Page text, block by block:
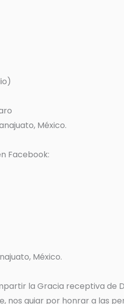
México.
Facebook:
México.
la Gracia receptiva de
guiar por honrar a las